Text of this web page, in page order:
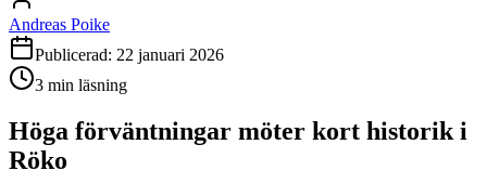
Andreas Poike
Publicerad: 22 januari 2026
3 min läsning
Höga förväntningar möter kort historik i
Röko